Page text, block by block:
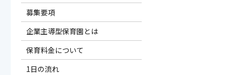
募集要項
企業主導型保育園とは
保育料金について
1日の流れ